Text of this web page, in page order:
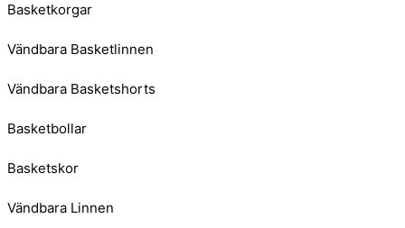
Basketkorgar
Vändbara Basketlinnen
Vändbara Basketshorts
Basketbollar
Basketskor
Vändbara Linnen